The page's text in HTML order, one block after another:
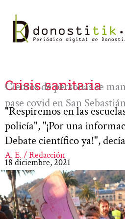
contenido
Crisis sanitaria
Cientos de personas se
pase covid en San
"Respiremos en las
policía", "¡Por una
Debate científico ya!",
A. E. / Redacción
18 diciembre, 2021